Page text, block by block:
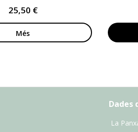
25,50 €
Més
Dades
La